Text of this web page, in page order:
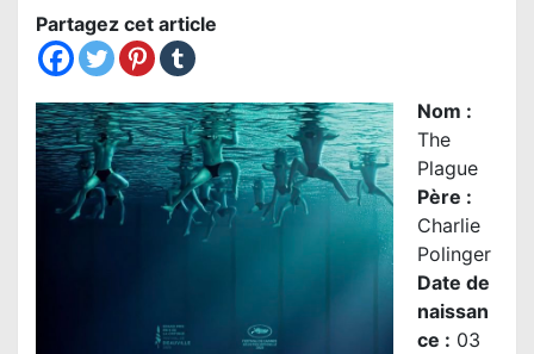
Partagez cet article
Nom :
The
Plague
Père :
Charlie
Polinger
Date de
naissan
ce : 03